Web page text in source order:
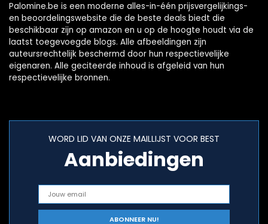
Palomine.be is een moderne alles-in-één prijsvergelijkings-
en beoordelingswebsite die de beste deals biedt die
beschikbaar zijn op amazon en u op de hoogte houdt via de
laatst toegevoegde blogs. Alle afbeeldingen zijn
auteursrechtelijk beschermd door hun respectievelijke
eigenaren. Alle geciteerde inhoud is afgeleid van hun
respectievelijke bronnen.
WORD LID VAN ONZE MAILLIJST VOOR BEST
Aanbiedingen